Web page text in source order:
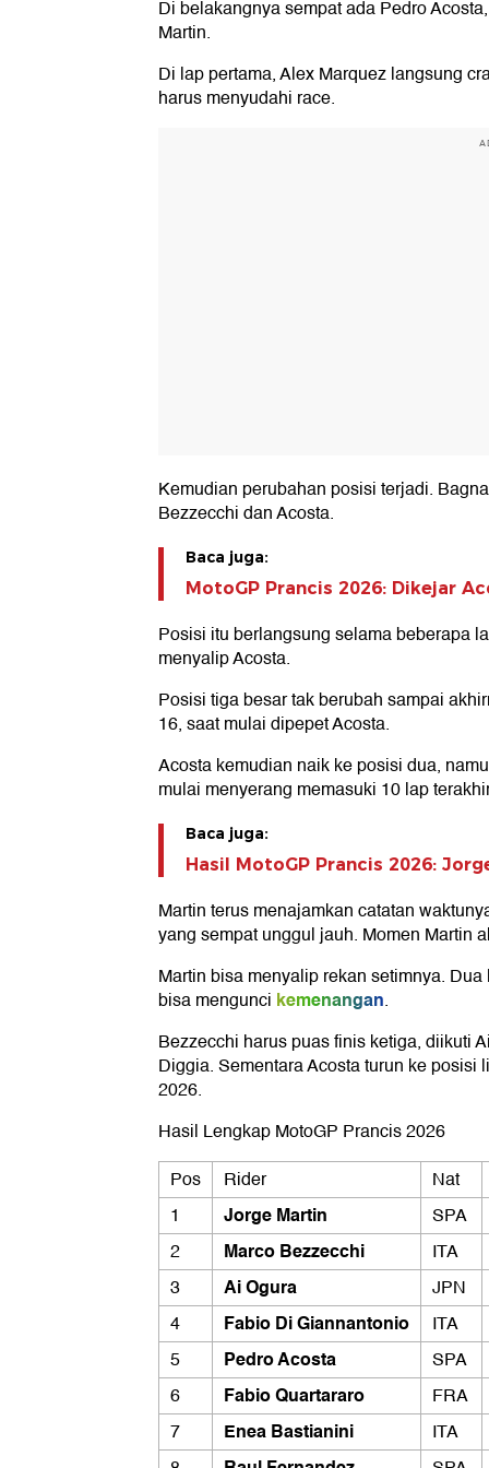
Di belakangnya sempat ada Pedro
Martin.
Di lap pertama, Alex Marquez langsung
harus menyudahi race.
Kemudian perubahan posisi terjadi.
Bezzecchi dan Acosta.
Baca juga:
MotoGP Prancis 2026: Dikejar
Posisi itu berlangsung selama beberapa
menyalip Acosta.
Posisi tiga besar tak berubah sampai
16, saat mulai dipepet Acosta.
Acosta kemudian naik ke posisi dua,
mulai menyerang memasuki 10 lap
Baca juga:
Hasil MotoGP Prancis 2026:
Martin terus menajamkan catatan
yang sempat unggul jauh. Momen Martin
Martin bisa menyalip rekan setimnya.
bisa mengunci kemenangan.
Bezzecchi harus puas finis ketiga, diikuti
Diggia. Sementara Acosta turun ke
2026.
Hasil Lengkap MotoGP Prancis 2026
Pos
Rider Nat
1
Jorge Martin SPA
2
Marco Bezzecchi ITA
3
Ai Ogura JPN
4
Fabio Di Giannantonio ITA
5
Pedro Acosta SPA
6
Fabio Quartararo FRA
7
Enea Bastianini ITA